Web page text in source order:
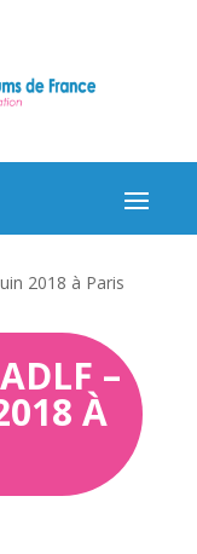
2018 à Paris
–
À